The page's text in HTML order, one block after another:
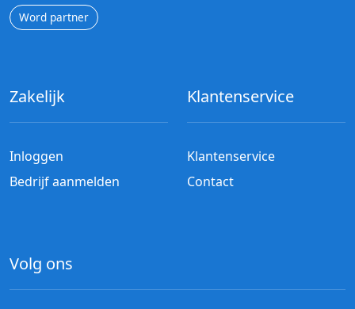
Word partner
Zakelijk
Inloggen
Bedrijf aanmelden
Klantenservice
Klantenservice
Contact
Volg ons